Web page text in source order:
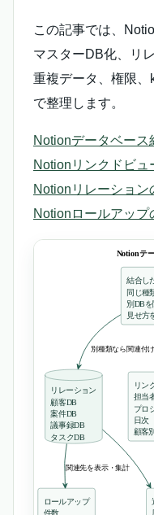
この記事では、
マスターDB化、リ
重複データ、権限、
で整理します。
Notionデータベース
Notionリンクドビュ
Notionリレーション
Notionロールアップ